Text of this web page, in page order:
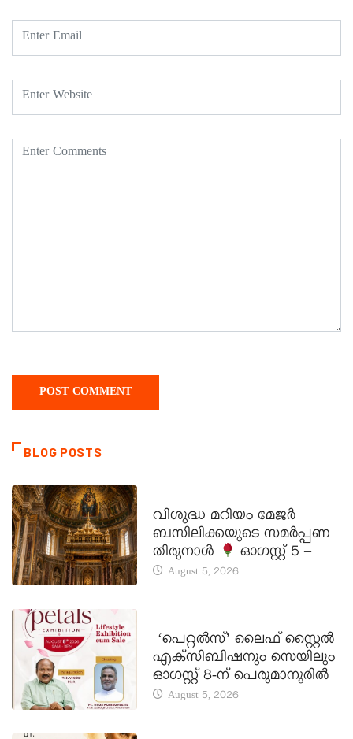
BLOG POSTS
വിശുദ്ധ മറിയം മേജർ
ബസിലിക്കയുടെ സമർപ്പണ
തിരുനാൾ
ഓഗസ്റ്റ് 5 –
August 5, 2026
‘പെറ്റൽസ്’ ലൈഫ് സ്റ്റൈൽ
എക്സിബിഷനും സെയിലും
ഓഗസ്റ്റ് 8-ന് പെരുമാനൂരിൽ
August 5, 2026